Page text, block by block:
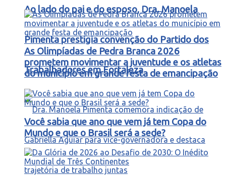
Ao lado do pai e do esposo, Dra. Manoela
Pimenta prestigia convenção do Partido dos
Trabalhadores em Fortaleza
As Olimpíadas de Pedra Branca 2026
prometem movimentar a juventude e os atletas
do município em grande festa de emancipação
Você sabia que ano que vem já tem Copa do
Mundo e que o Brasil será a sede?